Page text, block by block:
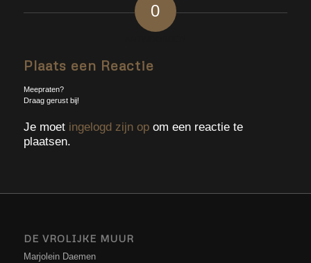
0
Plaats een Reactie
Meepraten?
Draag gerust bij!
Je moet ingelogd zijn opom een reactie te
plaatsen.
DE VROLIJKE MUUR
Marjolein Daemen